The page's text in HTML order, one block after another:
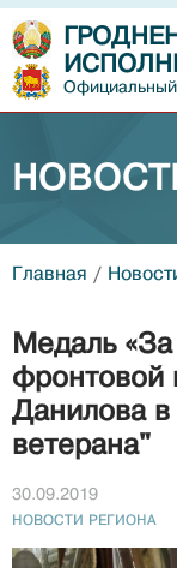
Официальный
Главная /
Медаль «За
фронтовой
Данилова
ветерана"
30.09.2019
НОВОСТИ РЕГИОНА